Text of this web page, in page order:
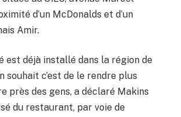
d’un McDonalds et d’un
Amir.
est déjà installé dans la région de
souhait c’est de le rendre plus
près des gens, a déclaré Makins
du restaurant, par voie de